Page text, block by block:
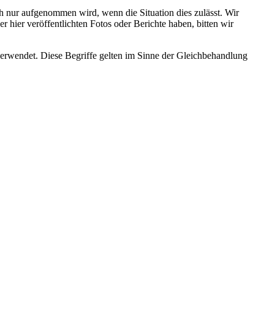
nur aufgenommen wird, wenn die Situation dies zulässt. Wir
hier veröffentlichten Fotos oder Berichte haben, bitten wir
Diese Begriffe gelten im Sinne der Gleichbehandlung